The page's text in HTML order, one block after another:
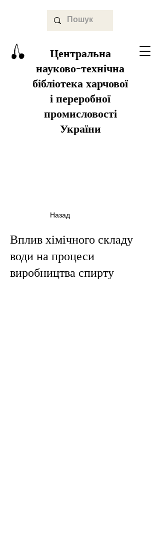
Центральна
науково-технічна
бібліотека харчової
і переробної
промисловості
України
Назад
Вплив хімічного складу
води на процеси
виробництва спирту